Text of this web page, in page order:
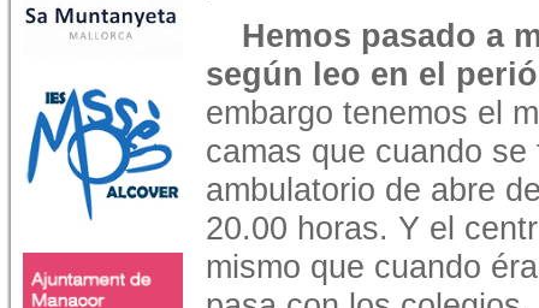
Hemos pasado a
según leo en el
embargo tenemos el
camas que cuando
ambulatorio de abre
20.00 horas. Y el
mismo que cuando